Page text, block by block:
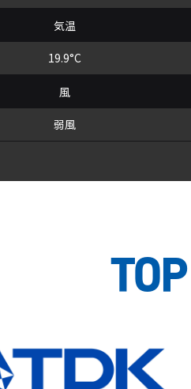
気温
19.9°C
風
弱風